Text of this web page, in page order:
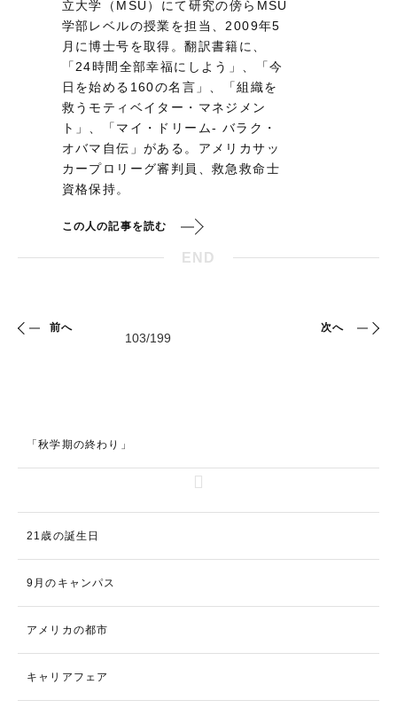
立大学（MSU）にて研究の傍らMSU
学部レベルの授業を担当、2009年5
月に博士号を取得。翻訳書籍に、
「24時間全部幸福にしよう」、「今
日を始める160の名言」、「組織を
救うモティベイター・マネジメン
ト」、「マイ・ドリーム- バラク・
オバマ自伝」がある。アメリカサッ
カープロリーグ審判員、救急救命士
資格保持。
この人の記事を読む
END
前へ 次へ
「秋学期の終わり」
21歳の誕生日
9月のキャンパス
アメリカの都市
キャリアフェア